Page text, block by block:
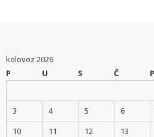
kolovoz 2026
P
U S Č P
3
4 5 6
10
11 12 13